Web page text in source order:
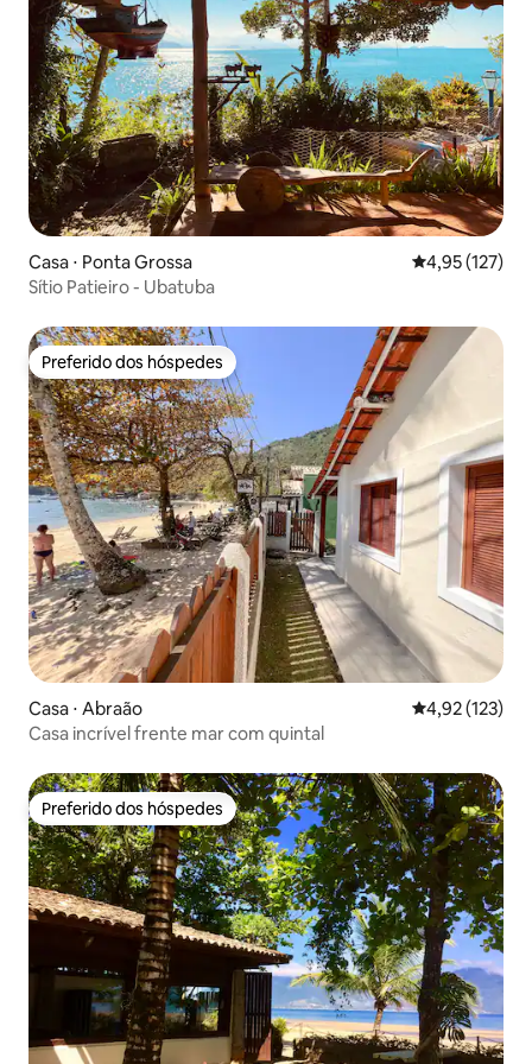
Casa ⋅ Ponta Grossa 4,95 de uma
4,95 (127)
Sítio Patieiro - Ubatuba
Preferido dos hóspedes
Preferido dos hóspedes
Casa ⋅ Abraão 4,92 de uma
4,92 (123)
Casa incrível frente mar com quintal
Preferido dos hóspedes
Preferido dos hóspedes